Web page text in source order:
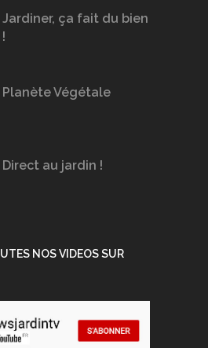
Jardiner, ça fait du bien
!
Planète Végétale
Direct au jardin !
NOS VIDEOS SUR